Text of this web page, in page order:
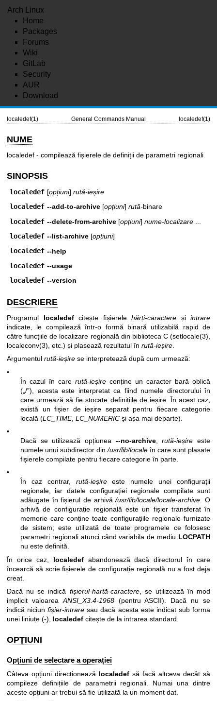
Arch Linux
Home
Packages
Forums
Wiki
GitLab
Security
AUR
Download
localedef(1) General Commands Manual localedef(1)
NUME
localedef - compilează fișierele de definiții de parametri regionali
SINOPSIS
localedef [opțiuni] rută-ieșire
localedef --add-to-archive [opțiuni] rută-binare
localedef --delete-from-archive [opțiuni] nume-localizare
localedef --list-archive [opțiuni]
localedef --help
localedef --usage
localedef --version
DESCRIERE
Programul localedefcitește fișierele hărți-caractere și intrare
indicate, le compilează într-o formă binară utilizabilă rapid de
către funcțiile de localizare regională din biblioteca C (setlocale(3)
localeconv(3) , etc.) și plasează rezultatul în rută-ieșire
Argumentul rută-ieșire se interpretează după cum urmează:
•
În cazul în care rută-ieșire conține un caracter bară oblică
(„/”), acesta este interpretat ca fiind numele directorului în
care urmează să fie stocate definițiile de ieșire. În acest caz,
există un fișier de ieșire separat pentru fiecare categorie
locală (LC_TIME, LC_NUMERIC și așa mai departe).
•
Dacă se utilizează opțiunea --no-archive,rută-ieșire este
numele unui subdirector din/usr/lib/localeîn care sunt plasate
fișierele compilate pentru fiecare categorie în parte.
•
În caz contrar, rută-ieșireeste numele unei configurații
regionale, iar datele configurației regionale compilate sunt
adăugate în fișierul de arhivă/usr/lib/locale/locale-archive. O
arhivă de configurație regională este un fișier transferat în
memorie care conține toate configurațiile regionale furnizate
de sistem; este utilizată de toate programele ce folosesc
parametri regionali atunci când variabila de mediu LOCPATH
nu este definită.
În orice caz, localedefabandonează dacă directorul în care
încearcă să scrie fișierele de configurație regională nu a fost deja
creat.
Dacă nu se indică fișierul-hartă-caractere, se utilizează în mod
implicit valoarea ANSI_X3.4-1968(pentru ASCII). Dacă nu se
indică niciunfișier-intrare sau dacă acesta este indicat sub forma
unei liniuțe (-), localedef citește de la intrarea standard.
OPȚIUNI
Opțiuni de selectare a operației
Câteva opțiuni direcționează localedef să facă altceva decât să
compileze definițiile de parametrii regionali. Numai una dintre
aceste opțiuni ar trebui să fie utilizată la un moment dat.